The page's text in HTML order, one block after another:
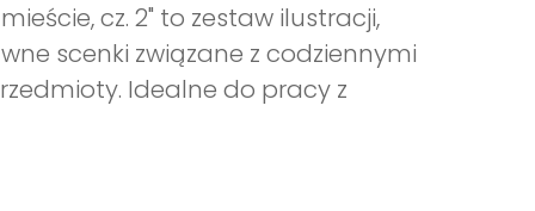
cz. 2" to zestaw ilustracji,
scenki związane z codziennymi
Idealne do pracy z